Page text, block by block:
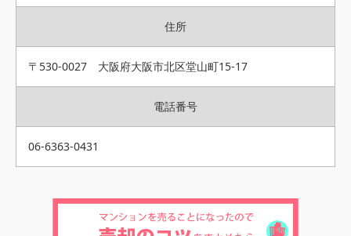
住所
〒530-0027 大阪府大阪市北区堂山町15-17
電話番号
06-6363-0431